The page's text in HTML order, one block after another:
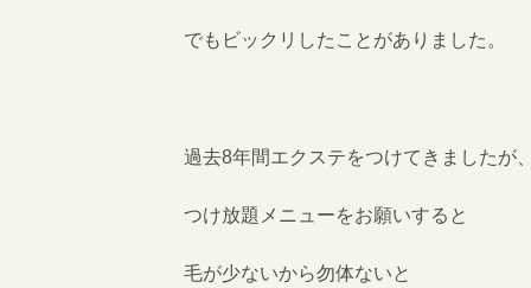
でもビックリしたことがありました。
過去8年間エクステをつけてきましたが、
つけ放題メニューをお願いすると
毛が少ないから勿体ないと